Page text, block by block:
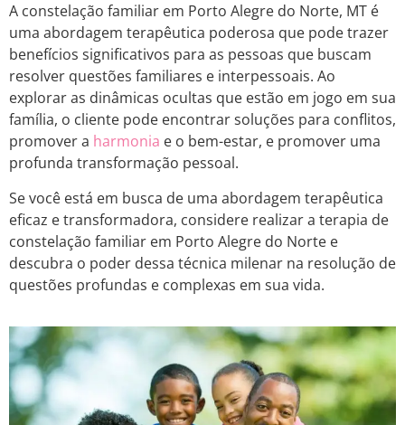
A constelação familiar em Porto Alegre do Norte, MT é
uma abordagem terapêutica poderosa que pode trazer
benefícios significativos para as pessoas que buscam
resolver questões familiares e interpessoais. Ao
explorar as dinâmicas ocultas que estão em jogo em sua
família, o cliente pode encontrar soluções para conflitos,
promover a harmonia e o bem-estar, e promover uma
profunda transformação pessoal.
Se você está em busca de uma abordagem terapêutica
eficaz e transformadora, considere realizar a terapia de
constelação familiar em Porto Alegre do Norte e
descubra o poder dessa técnica milenar na resolução de
questões profundas e complexas em sua vida.